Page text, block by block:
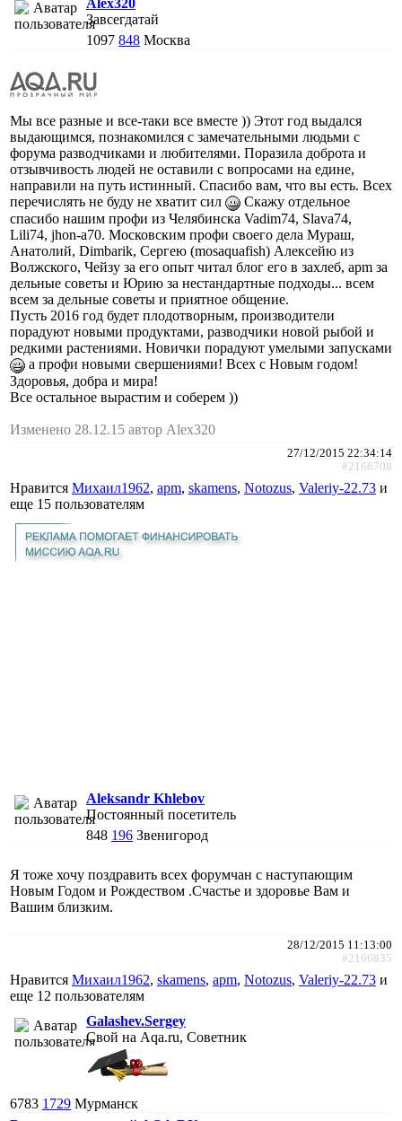
Завсегдатай
1097 848 Москва
Мы все разные и все-таки все вместе )) Этот год выдался
выдающимся, познакомился с замечательными людьми с
форума разводчиками и любителями. Поразила доброта и
отзывчивость людей не оставили с вопросами на едине,
направили на путь истинный. Спасибо вам, что вы есть. Всех
перечислять не буду не хватит сил
Скажу отдельное
спасибо нашим профи из Челябинска Vadim74, Slava74,
Lili74, jhon-a70. Московским профи своего дела Мураш,
Анатолий, Dimbarik, Сергею (mosaquafish) Алексейю из
Волжского, Чейзу за его опыт читал блог его в захлеб, apm за
дельные советы и Юрию за нестандартные подходы... всем
всем за дельные советы и приятное общение.
Пусть 2016 год будет плодотворным, производители
порадуют новыми продуктами, разводчики новой рыбой и
редкими растениями. Новички порадуют умелыми запусками
а профи новыми свершениями! Всех с Новым годом!
Здоровья, добра и мира!
Все остальное вырастим и соберем ))
Изменено 28.12.15 автор Alex320
27/12/2015 22:34:14
#2166708
Нравится Михаил1962, apm, skamens, Notozus, Valeriy-22.73 и
еще 15 пользователям
Aleksandr Khlebov
Постоянный посетитель
848 196 Звенигород
Я тоже хочу поздравить всех форумчан с наступающим
Новым Годом и Рождеством .Счастье и здоровье Вам и
Вашим близким.
28/12/2015 11:13:00
#2166835
Нравится Михаил1962, skamens, apm, Notozus, Valeriy-22.73 и
еще 12 пользователям
Galashev.Sergey
Свой на Aqa.ru, Советник
6783 1729 Мурманск